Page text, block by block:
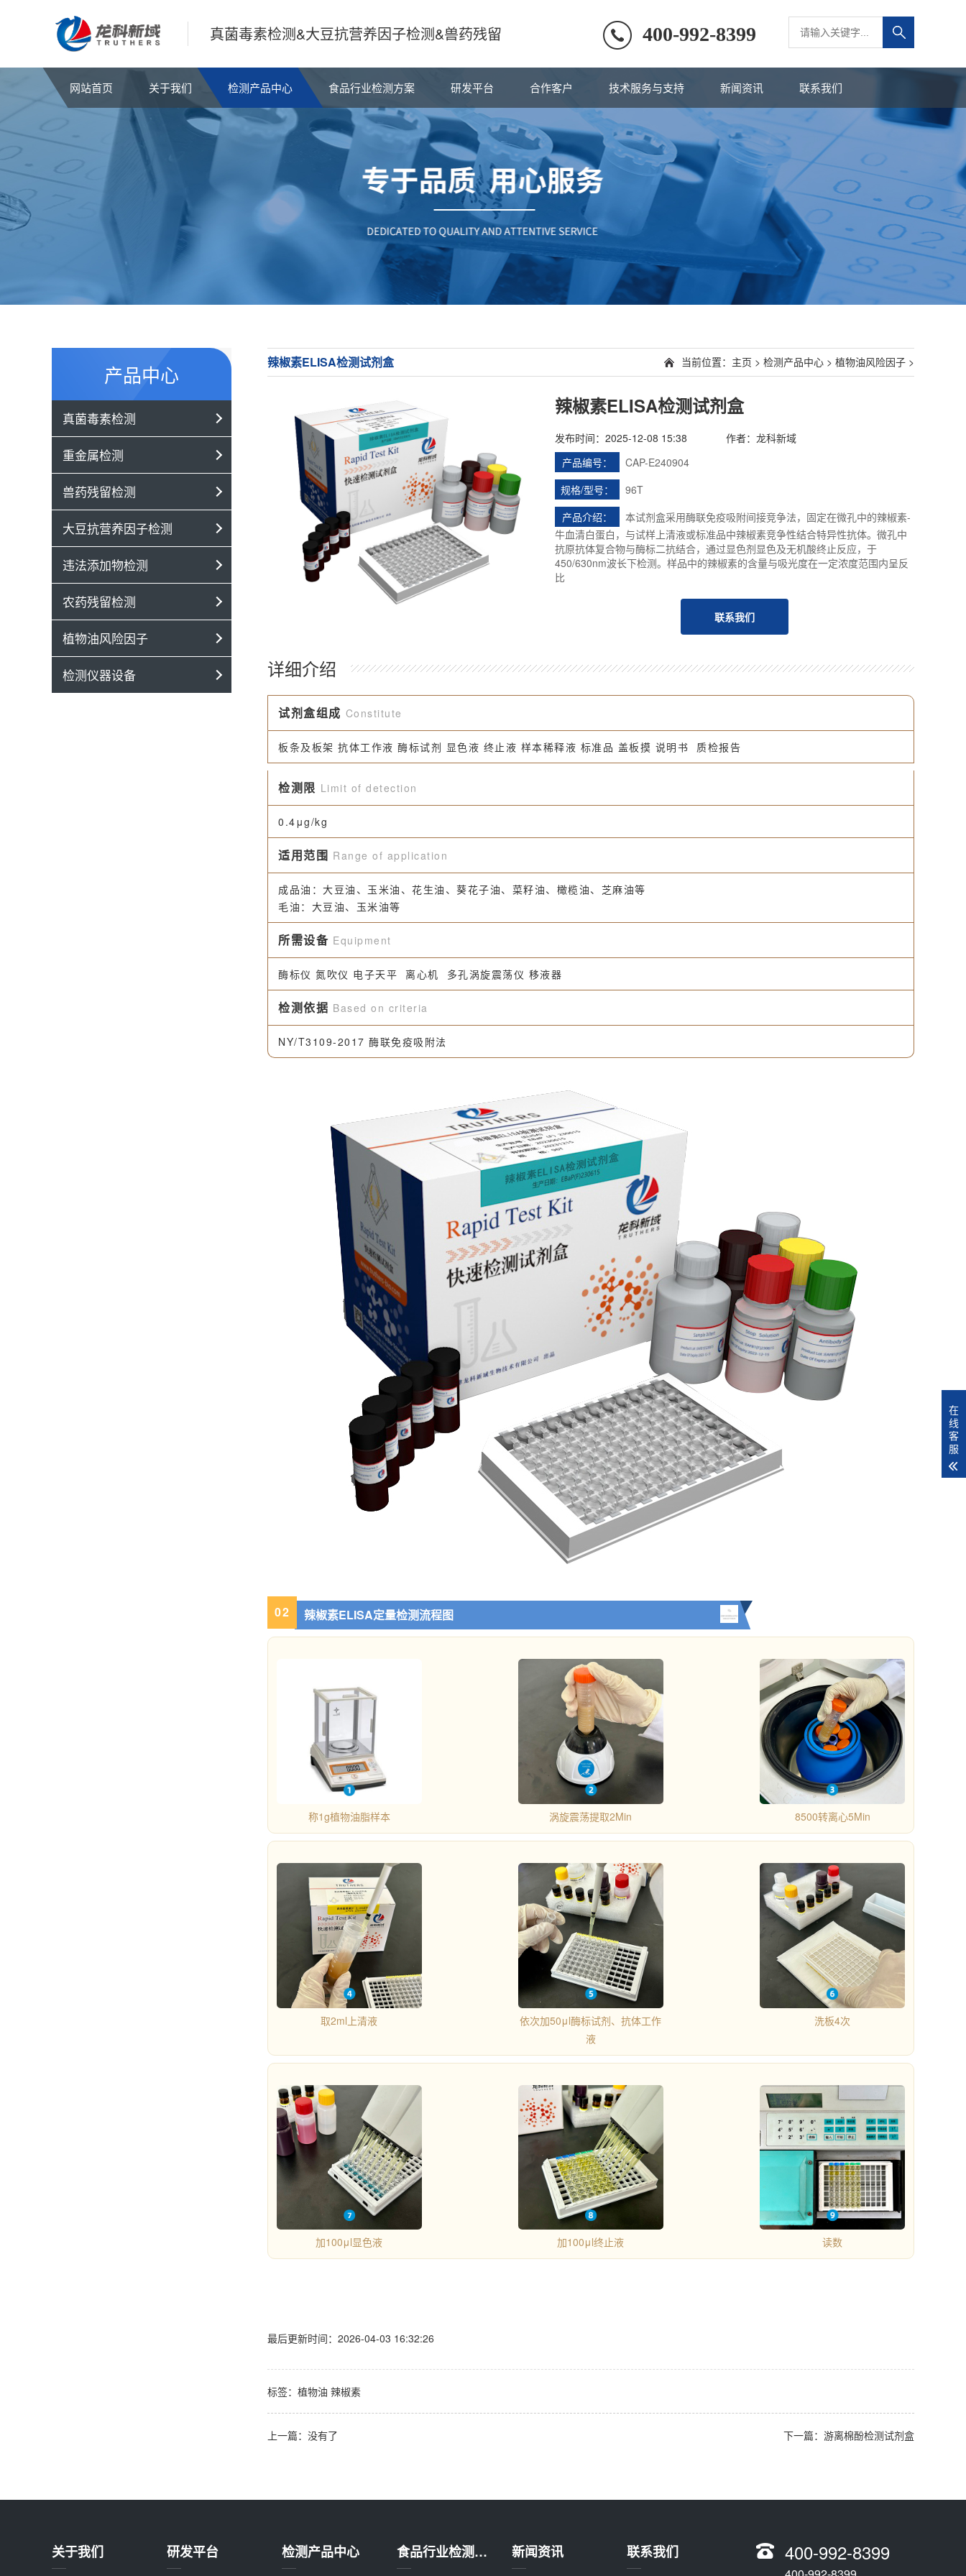
真菌毒素检测&大豆抗营养因子检测&兽药残留 400-992-8399
网站首页 关于我们 检测产品中心 食品行业检测方案 研发平台 合作客户 技术服务与支持 新闻资讯 联系我们
产品中心
真菌毒素检测
重金属检测
兽药残留检测
大豆抗营养因子检测
违法添加物检测
农药残留检测
植物油风险因子
检测仪器设备
辣椒素ELISA检测试剂盒 当前位置： 主页 > 检测产品中心 > 植物油风险因子 >
辣椒素ELISA检测试剂盒
发布时间：2025-12-08 15:38
作者：龙科新域
产品编号：
CAP-E240904
规格/型号：
96T
产品介绍：
本试剂盒采用酶联免疫吸附间接竞争法，固定在微孔中的辣椒素-
牛血清白蛋白，与试样上清液或标准品中辣椒素竞争性结合特异性抗体。微孔中
抗原抗体复合物与酶标二抗结合，通过显色剂显色及无机酸终止反应，于
450/630nm波长下检测。样品中的辣椒素的含量与吸光度在一定浓度范围内呈反
比
联系我们
详细介绍
试剂盒组成 Constitute
板条及板架 抗体工作液 酶标试剂 显色液 终止液 样本稀释液 标准品 盖板摸 说明书 质检报告
检测限 Limit of detection
0.4μg/kg
适用范围 Range of application
成品油：大豆油、玉米油、花生油、葵花子油、菜籽油、橄榄油、芝麻油等
毛油：大豆油、玉米油等
所需设备 Equipment
酶标仪 氮吹仪 电子天平 离心机 多孔涡旋震荡仪 移液器
检测依据 Based on criteria
NY/T3109-2017 酶联免疫吸附法
02 辣椒素ELISA定量检测流程图
称1g植物油脂样本 涡旋震荡提取2Min 8500转离心5Min
取2ml上清液
依次加50μl酶标试剂、抗体工作
液
洗板4次
加100μl显色液 加100μl终止液 读数
最后更新时间：2026-04-03 16:32:26
标签： 植物油 辣椒素
上一篇：没有了 下一篇：游离棉酚检测试剂盒
关于我们 研发平台 检测产品中心 食品行业检测方案 新闻资讯 联系我们 400-992-8399
在
线
客
服